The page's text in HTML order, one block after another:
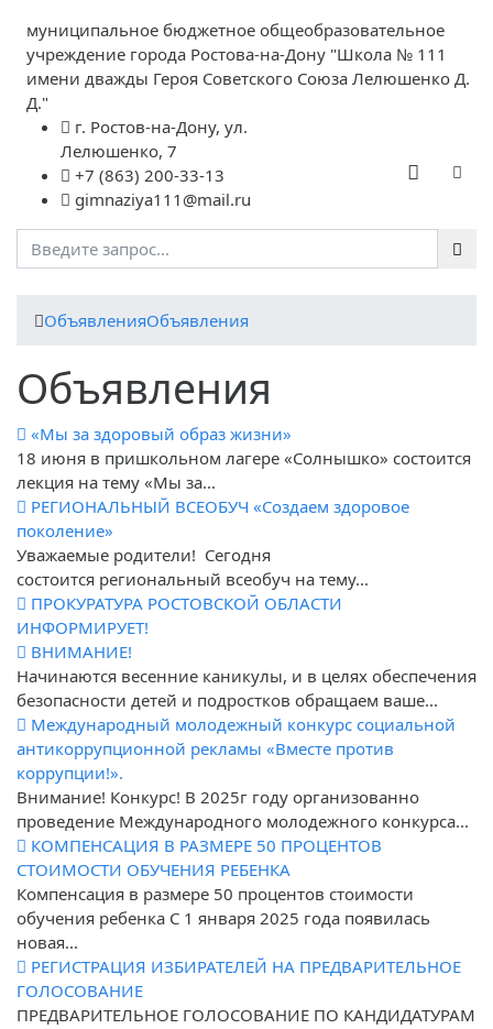
муниципальное бюджетное общеобразовательное
учреждение города Ростова-на-Дону "Школа № 111
имени дважды Героя Советского Союза Лелюшенко Д.
Д."
г. Ростов-на-Дону, ул.
Лелюшенко, 7
+7 (863) 200-33-13
gimnaziya111@mail.ru
ОбъявленияОбъявления
Объявления
«Мы за здоровый образ жизни»
18 июня в пришкольном лагере «Солнышко» состоится
лекция на тему «Мы за...
РЕГИОНАЛЬНЫЙ ВСЕОБУЧ «Создаем здоровое
поколение»
Уважаемые родители! Сегодня
состоится региональный всеобуч на тему...
ПРОКУРАТУРА РОСТОВСКОЙ ОБЛАСТИ
ИНФОРМИРУЕТ!
ВНИМАНИЕ!
Начинаются весенние каникулы, и в целях обеспечения
безопасности детей и подростков обращаем ваше...
Международный молодежный конкурс социальной
антикоррупционной рекламы «Вместе против
коррупции!».
Внимание! Конкурс! В 2025г году организованно
проведение Международного молодежного конкурса...
КОМПЕНСАЦИЯ В РАЗМЕРЕ 50 ПРОЦЕНТОВ
СТОИМОСТИ ОБУЧЕНИЯ РЕБЕНКА
Компенсация в размере 50 процентов стоимости
обучения ребенка С 1 января 2025 года появилась
новая...
РЕГИСТРАЦИЯ ИЗБИРАТЕЛЕЙ НА ПРЕДВАРИТЕЛЬНОЕ
ГОЛОСОВАНИЕ
ПРЕДВАРИТЕЛЬНОЕ ГОЛОСОВАНИЕ ПО КАНДИДАТУРАМ